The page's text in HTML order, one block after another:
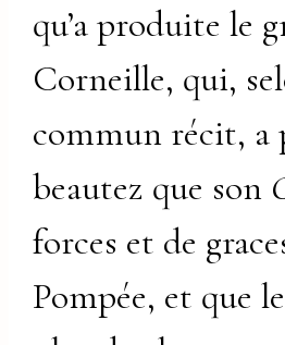
qu’a produite le
Corneille, qui,
commun récit, a
beautez que son
forces et de
Pompée, et que